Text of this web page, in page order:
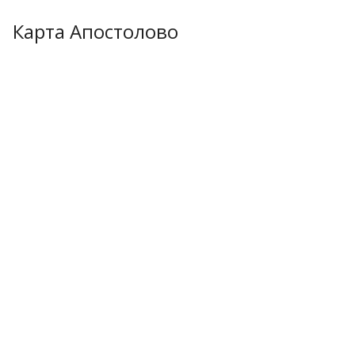
Карта Апостолово